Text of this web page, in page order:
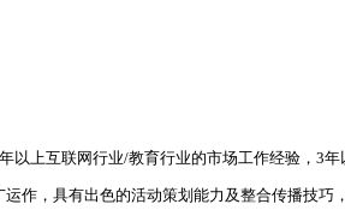
以上互联网行业/教育行业的市场工作经验，3
运作，具有出色的活动策划能力及整合传播技